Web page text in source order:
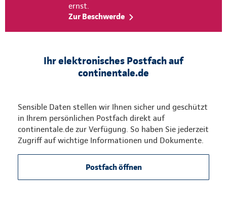
ernst.
Zur Beschwerde
Ihr elektronisches Postfach auf
continentale.de
Sensible Daten stellen wir Ihnen sicher und geschützt
in Ihrem persönlichen Postfach direkt auf
continentale.de zur Verfügung. So haben Sie jederzeit
Zugriff auf wichtige Informationen und Dokumente.
Postfach öffnen